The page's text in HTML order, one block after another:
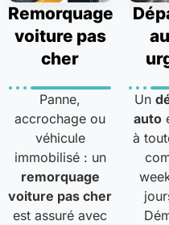
Remorquage
voiture pas
cher
Panne,
accrochage ou
véhicule
immobilisé : un
remorquage
voiture pas cher
est assuré avec
Un
auto
à